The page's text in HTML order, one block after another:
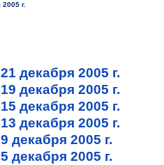
г.
декабря 2005 г.
декабря 2005 г.
декабря 2005 г.
декабря 2005 г.
декабря 2005 г.
декабря 2005 г.